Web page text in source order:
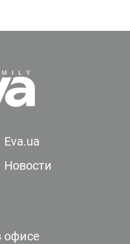
Eva.ua
Новости
офисе